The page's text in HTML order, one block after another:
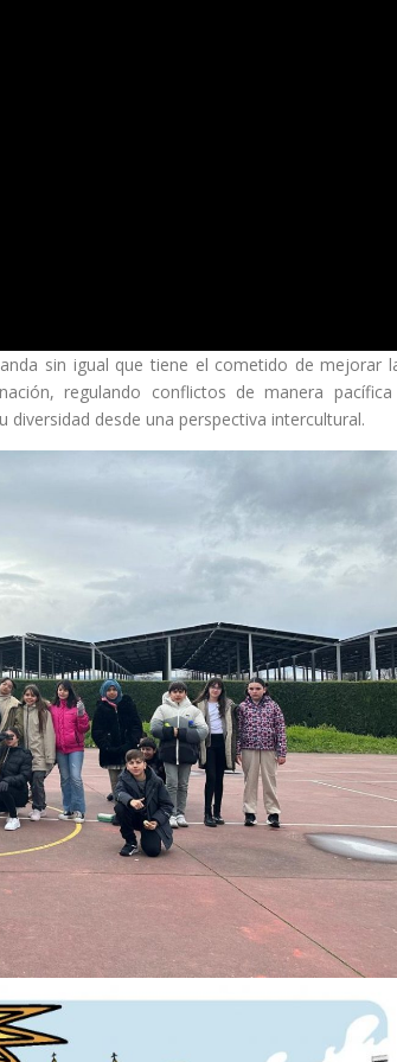
sin igual que tiene el cometido de mejorar
regulando conflictos de manera
desde una perspectiva intercultural.